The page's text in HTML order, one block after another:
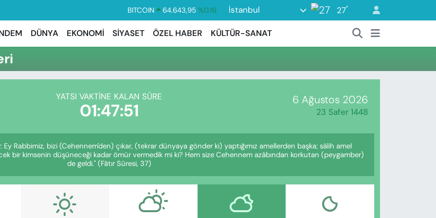
BITCOIN 64.643,95 %0.16
DOLAR
47,6006 %0.06
EURO
55,0250 %0.02
GRAM ALTIN
6513.94 %0.32
BİST100
İstanbul 27°
DÜNYA EKONOMİ SİYASET ÖZEL HABER KÜLTÜR-SANAT
YATSI VAKTINE KALAN SÜRE
01:47:50 6 Ağustos 2026
23 Safer 1448
Rabbimiz, bizi (Cehennem'den) çıkar, (tekrar dünyaya gönder ki) yaptığımız amellerden başka; sâlih amel
bir kimsenin düşüneceği kadar ömür vermedik mi ki? Hem size Cehennem azâbından korkutan (peygamber)
de geldi." (Fâtır Sûresi, 37)